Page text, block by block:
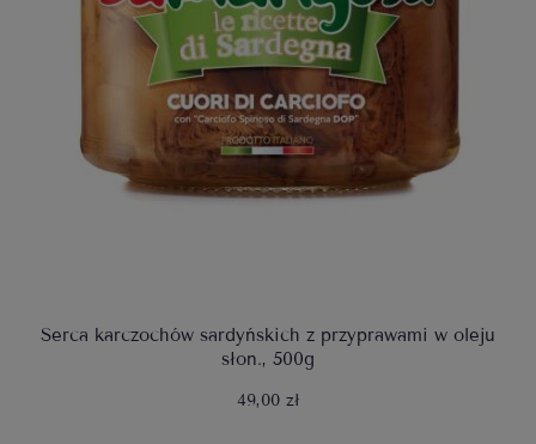
Serca karczochów sardyńskich z przyprawami w oleju
słon., 500g
49,00 zł